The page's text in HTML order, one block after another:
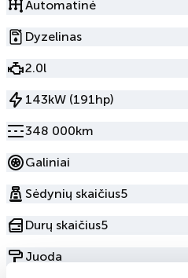
Automatinė
Dyzelinas
2.0l
143kW (191hp)
348 000km
Galiniai
Sėdynių skaičius5
Durų skaičius5
Juoda